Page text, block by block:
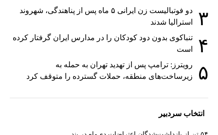
۳
دو فوتبالیست زن ایرانی ۵ ماه پس از پناهندگی، شهروند
استرالیا شدند
۴
تنباکوی بدون دود کودکان را در مدارس ایران گرفتار کرده
است
۵
رویترز: ترامپ پس از تهدید تهران به حمله به
زیرساخت‌های منطقه، حملات گسترده را متوقف کرد
انتخاب سردبیر